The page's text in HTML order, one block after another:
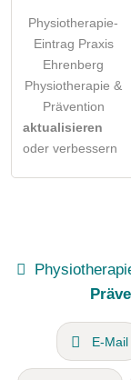
Physiotherapie-
Eintrag Praxis
Ehrenberg
Physiotherapie &
Prävention
aktualisieren
oder verbessern
E-Mail